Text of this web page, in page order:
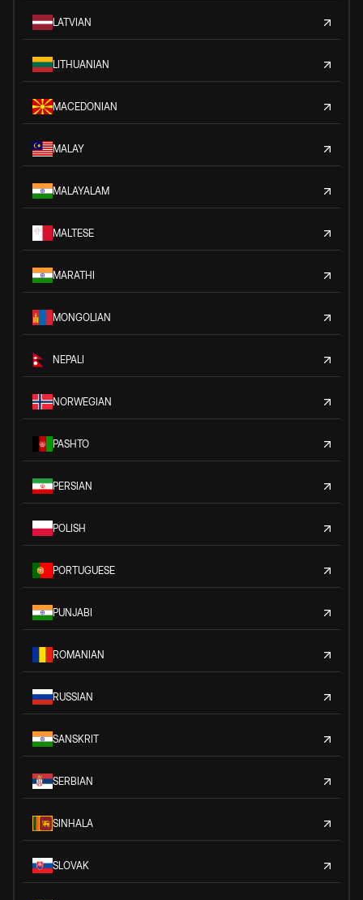
LATVIAN
LITHUANIAN
MACEDONIAN
MALAY
MALAYALAM
MALTESE
MARATHI
MONGOLIAN
NEPALI
NORWEGIAN
PASHTO
PERSIAN
POLISH
PORTUGUESE
PUNJABI
ROMANIAN
RUSSIAN
SANSKRIT
SERBIAN
SINHALA
SLOVAK